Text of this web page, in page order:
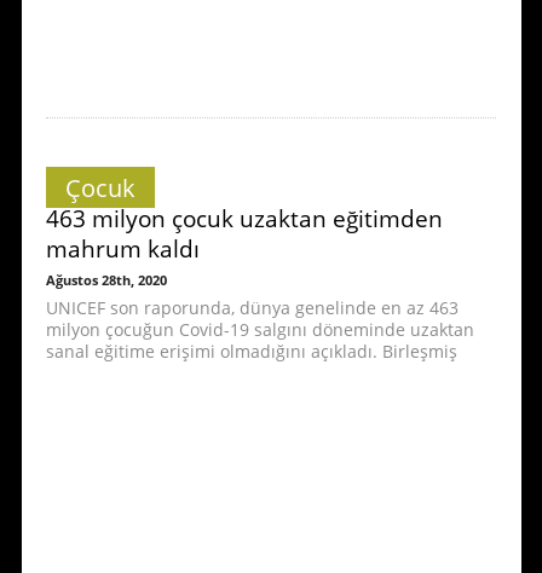
Çocuk
463 milyon çocuk uzaktan eğitimden
mahrum kaldı
Ağustos 28th, 2020
UNICEF son raporunda, dünya genelinde en az 463
milyon çocuğun Covid-19 salgını döneminde uzaktan
sanal eğitime erişimi olmadığını açıkladı. Birleşmiş